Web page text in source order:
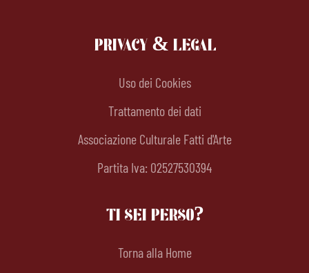
PRIVACY & LEGAL
Uso dei Cookies
Trattamento dei dati
Associazione Culturale Fatti d'Arte
Partita Iva: 02527530394
TI SEI PERSO?
Torna alla Home